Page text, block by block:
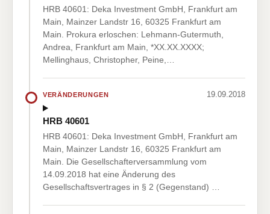
HRB 40601: Deka Investment GmbH, Frankfurt am
Main, Mainzer Landstr 16, 60325 Frankfurt am
Main. Prokura erloschen: Lehmann-Gutermuth,
Andrea, Frankfurt am Main, *XX.XX.XXXX;
Mellinghaus, Christopher, Peine,…
VERÄNDERUNGEN 19.09.2018
HRB 40601
HRB 40601: Deka Investment GmbH, Frankfurt am
Main, Mainzer Landstr 16, 60325 Frankfurt am
Main. Die Gesellschafterversammlung vom
14.09.2018 hat eine Änderung des
Gesellschaftsvertrages in § 2 (Gegenstand) …